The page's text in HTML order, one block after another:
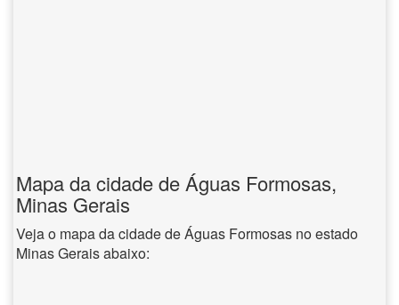
Mapa da cidade de Águas Formosas,
Minas Gerais
Veja o mapa da cidade de Águas Formosas no estado
Minas Gerais abaixo: